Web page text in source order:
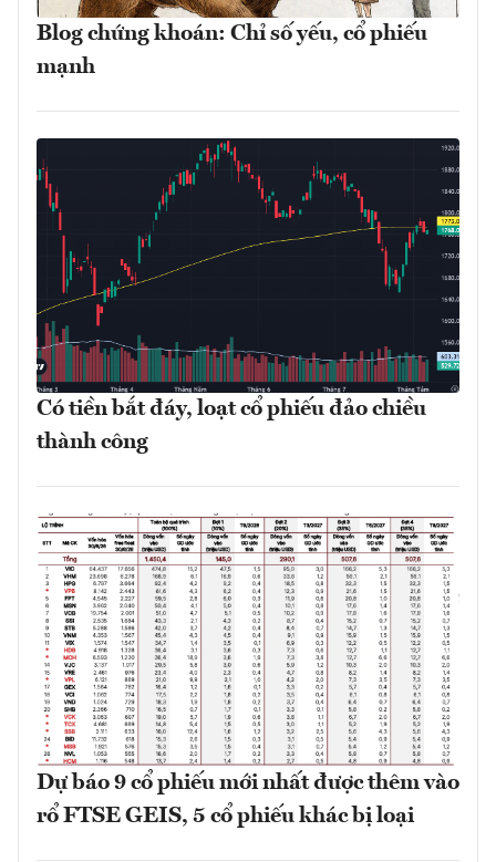
Blog chứng khoán: Chỉ số yếu, cổ phiếu
mạnh
Có tiền bắt đáy, loạt cổ phiếu đảo chiều
thành công
Dự báo 9 cổ phiếu mới nhất được thêm vào
rổ FTSE GEIS, 5 cổ phiếu khác bị loại